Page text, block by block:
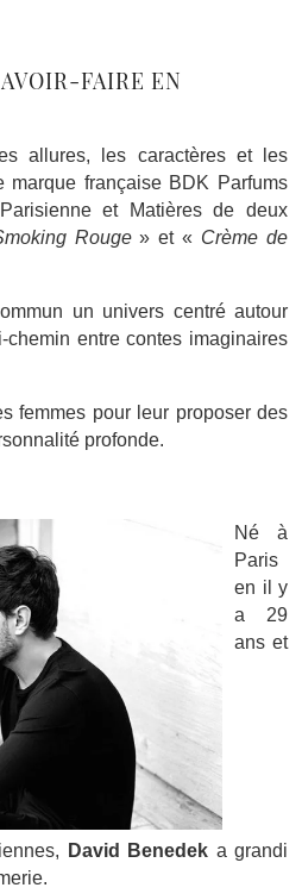
FAIRE EN
allures, les caractères et les
marque française BDK Parfums
et Matières de deux
Rouge» et « Crème de
un univers centré autour
entre contes imaginaires
femmes pour leur proposer des
profonde.
Né à
Paris
en il y
a 29
ans et
David Benedek a grandi